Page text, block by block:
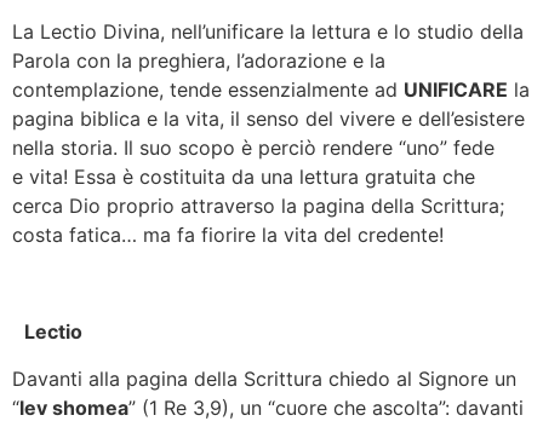
La Lectio Divina, nell’unificare la lettura e lo studio della
Parola con la preghiera, l’adorazione e la
contemplazione, tende essenzialmente ad UNIFICARE la
pagina biblica e la vita, il senso del vivere e dell’esistere
nella storia. Il suo scopo è perciò rendere “uno” fede
e vita! Essa è costituita da una lettura gratuita che
cerca Dio proprio attraverso la pagina della Scrittura;
costa fatica… ma fa fiorire la vita del credente!
Lectio
Davanti alla pagina della Scrittura chiedo al Signore un
“lev shomea” (1 Re 3,9), un “cuore che ascolta”: davanti